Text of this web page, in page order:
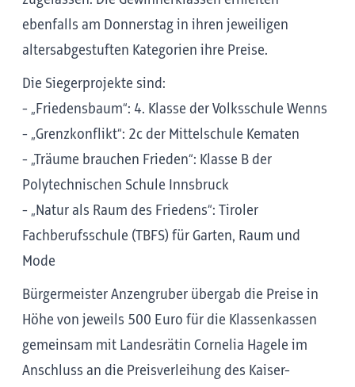
ebenfalls am Donnerstag in ihren jeweiligen
altersabgestuften Kategorien ihre Preise.
Die Siegerprojekte sind:
- „Friedensbaum“: 4. Klasse der Volksschule Wenns
- „Grenzkonflikt“: 2c der Mittelschule Kematen
- „Träume brauchen Frieden“: Klasse B der
Polytechnischen Schule Innsbruck
- „Natur als Raum des Friedens“: Tiroler
Fachberufsschule (TBFS) für Garten, Raum und
Mode
Bürgermeister Anzengruber übergab die Preise in
Höhe von jeweils 500 Euro für die Klassenkassen
gemeinsam mit Landesrätin Cornelia Hagele im
Anschluss an die Preisverleihung des Kaiser-